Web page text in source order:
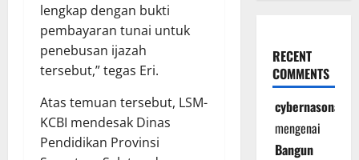
lengkap dengan bukti
pembayaran tunai untuk
penebusan ijazah
tersebut,” tegas Eri.
Atas temuan tersebut, LSM-
KCBI mendesak Dinas
Pendidikan Provinsi
RECENT
COMMENTS
cybernasonal
mengenai
Bangun